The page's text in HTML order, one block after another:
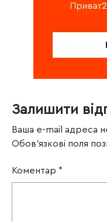
Залишити
Ваша e-mail адреса
Обов’язкові поля
Коментар *